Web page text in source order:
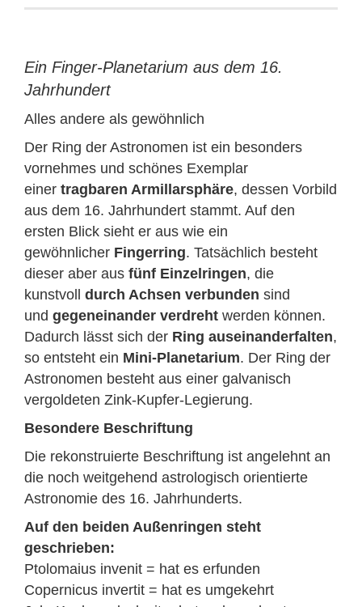
Ein Finger-Planetarium aus dem 16.
Jahrhundert
Alles andere als gewöhnlich
Der Ring der Astronomen ist ein besonders
vornehmes und schönes Exemplar
einer tragbaren Armillarsphäre, dessen Vorbild
aus dem 16. Jahrhundert stammt. Auf den
ersten Blick sieht er aus wie ein
gewöhnlicher Fingerring. Tatsächlich besteht
dieser aber aus fünf Einzelringen, die
kunstvoll durch Achsen verbunden sind
und gegeneinander verdreht werden können.
Dadurch lässt sich der Ring auseinanderfalten,
so entsteht ein Mini-Planetarium. Der Ring der
Astronomen besteht aus einer galvanisch
vergoldeten Zink-Kupfer-Legierung.
Besondere Beschriftung
Die rekonstruierte Beschriftung ist angelehnt an
die noch weitgehend astrologisch orientierte
Astronomie des 16. Jahrhunderts.
Auf den beiden Außenringen steht
geschrieben:
Ptolomaius invenit = hat es erfunden
Copernicus invertit = hat es umgekehrt